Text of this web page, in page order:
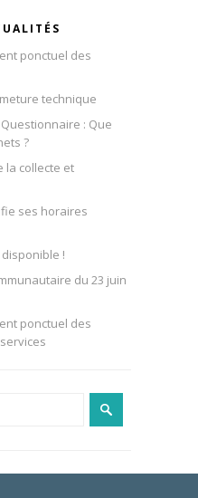
ponctuel des
technique
: Que
?
la collecte et
ses horaires
disponible !
du 23 juin
ponctuel des